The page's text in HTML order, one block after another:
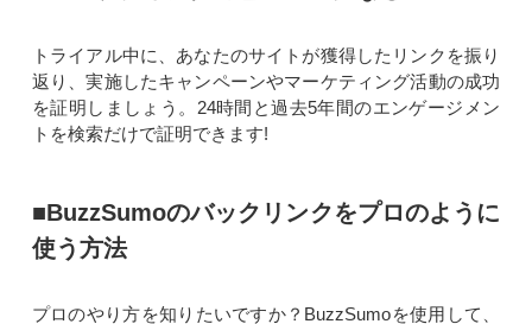
トライアル中に、あなたのサイトが獲得したリンクを振り
返り、実施したキャンペーンやマーケティング活動の成功
を証明しましょう。24時間と過去5年間のエンゲージメン
トを検索だけで証明できます!
■BuzzSumoのバックリンクをプロのように
使う方法
プロのやり方を知りたいですか？BuzzSumoを使用して、